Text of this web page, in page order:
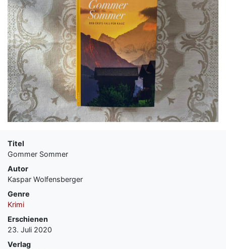
Titel
Gommer Sommer
Autor
Kaspar Wolfensberger
Genre
Krimi
Erschienen
23. Juli 2020
Verlag